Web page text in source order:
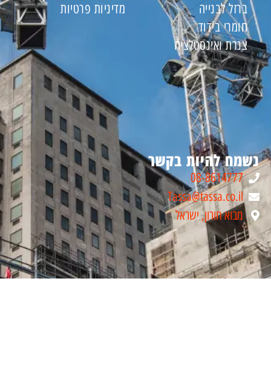
מדיניות פרטיות
ברזל לבנייה
חומרי בידוד
צנרת ואינסטלציה
נשמח להיות בקשר
08-8614777
Tassa@tassa.co.il
מבוא חורון, ישראל